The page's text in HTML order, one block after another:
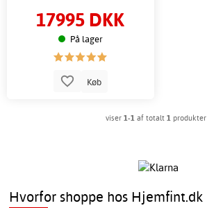
17995 DKK
På lager
Køb
viser 1-1 af totalt 1 produkter
Hvorfor shoppe hos Hjemfint.dk